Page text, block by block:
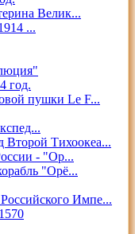
Велик...
...
год.
пушки Le F...
Второй Тихоокеа...
- "Ор...
"Орё...
Импе...